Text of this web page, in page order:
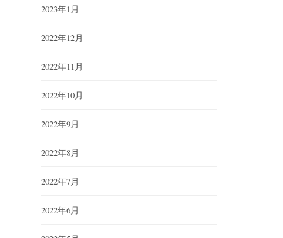
2023年1月
2022年12月
2022年11月
2022年10月
2022年9月
2022年8月
2022年7月
2022年6月